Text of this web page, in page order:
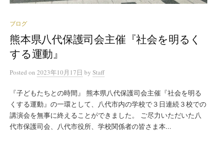
ブログ
熊本県八代保護司会主催『社会を明るく
する運動』
Posted on 2023年10月17日 by Staff
『子どもたちとの時間』 熊本県八代保護司会主催『社会を明る
くする運動』の一環として、八代市内の学校で３日連続３校での
講演会を無事に終えることができました。 ご尽力いただいた八
代市保護司会、八代市役所、学校関係者の皆さま本...